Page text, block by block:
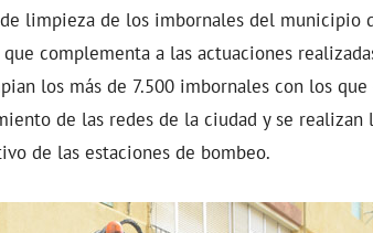
limpieza de los imbornales del municipio
complementa a las actuaciones
los más de 7.500 imbornales con los
de las redes de la ciudad y se realizan
de las estaciones de bombeo.